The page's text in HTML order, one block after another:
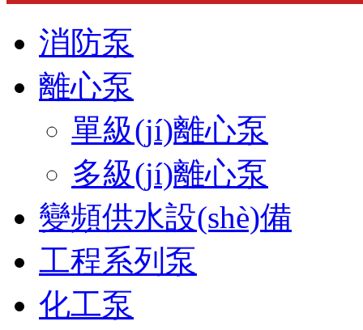
消防泵
離心泵
單級(jí)離心泵
多級(jí)離心泵
變頻供水設(shè)備
工程系列泵
化工泵